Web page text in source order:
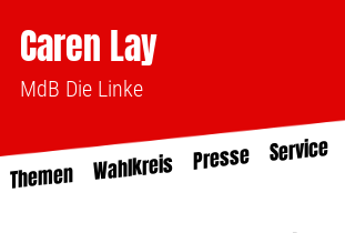
Caren Lay
MdB Die Linke
Themen Wahlkreis Presse Service